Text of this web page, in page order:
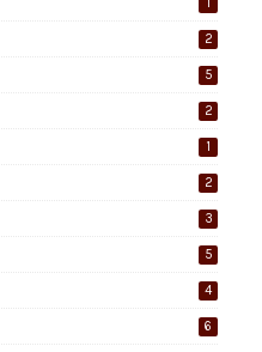
2
5
2
1
2
3
5
4
6